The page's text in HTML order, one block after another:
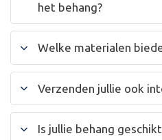
het behang?
Welke materialen
Verzenden jullie ook
Is jullie behang